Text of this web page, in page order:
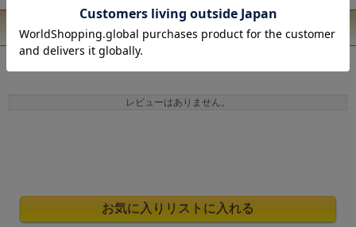
ユーザーレビュー
レビューはありません。